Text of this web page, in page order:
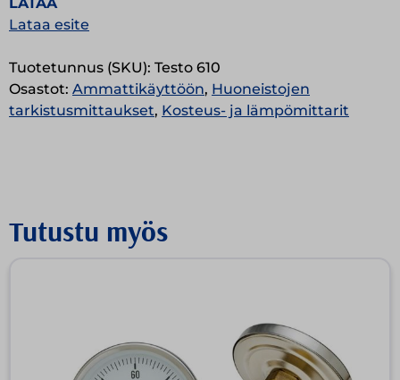
Lataa esite
Tuotetunnus (SKU): Testo 610
Osastot: Ammattikäyttöön, Huoneistojen
tarkistusmittaukset, Kosteus- ja lämpömittarit
Tutustu myös